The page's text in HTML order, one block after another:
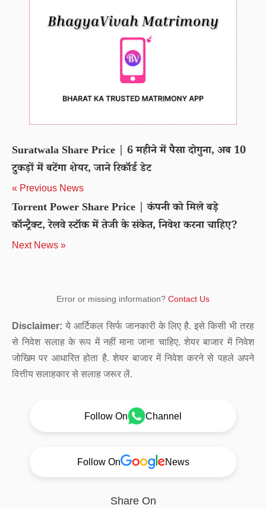
Suratwala Share Price | 6 महीने में पैसा दोगुना, अब 10
टुकड़ों में बटेंगा शेयर, जाने रिकॉर्ड डेट
« Previous News
Torrent Power Share Price | कंपनी को मिले बड़े
कॉन्ट्रैक्ट, रेलवे स्टॉक में तेजी के संकेत, निवेश करना चाहिए?
Next News »
Error or missing information? Contact Us
Disclaimer: ये आर्टिकल सिर्फ जानकारी के लिए है. इसे किसी भी तरह
से निवेश सलाह के रूप में नहीं माना जाना चाहिए. शेयर बाजार में निवेश
जोखिम पर आधारित होता है. शेयर बाजार में निवेश करने से पहले अपने
वित्तीय सलाहकार से सलाह जरूर लें.
Follow On Channel
Follow On News
Share On